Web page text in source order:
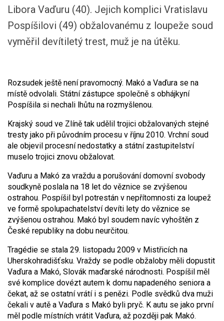
Libora Vaďuru (40). Jejich komplici Vratislavu
Pospíšilovi (49) obžalovanému z loupeže soud
vyměřil devítiletý trest, muž je na útěku.
Rozsudek ještě není pravomocný. Makó a Vaďura se na
místě odvolali. Státní zástupce společně s obhájkyní
Pospíšila si nechali lhůtu na rozmyšlenou.
Krajský soud ve Zlíně tak udělil trojici obžalovaných stejné
tresty jako při původním procesu v říjnu 2010. Vrchní soud
ale objevil procesní nedostatky a státní zastupitelství
muselo trojici znovu obžalovat.
Vaďuru a Makó za vraždu a porušování domovní svobody
soudkyně poslala na 18 let do věznice se zvýšenou
ostrahou. Pospíšil byl potrestán v nepřítomnosti za loupež
ve formě spolupachatelství devíti lety do věznice se
zvýšenou ostrahou. Makó byl soudem navíc vyhoštěn z
České republiky na dobu neurčitou.
Tragédie se stala 29. listopadu 2009 v Mistřicích na
Uherskohradišťsku. Vraždy se podle obžaloby měli dopustit
Vaďura a Makó, Slovák maďarské národnosti. Pospíšil měl
své komplice dovézt autem k domu napadeného seniora a
čekat, až se ostatní vrátí i s penězi. Podle svědků dva muži
čekali v autě a Vaďura s Makó byli pryč. K autu se jako první
měl podle místních vrátit Vaďura, až později pak Makó.